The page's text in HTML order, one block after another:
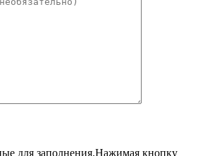
для заполнения.Нажимая кнопку